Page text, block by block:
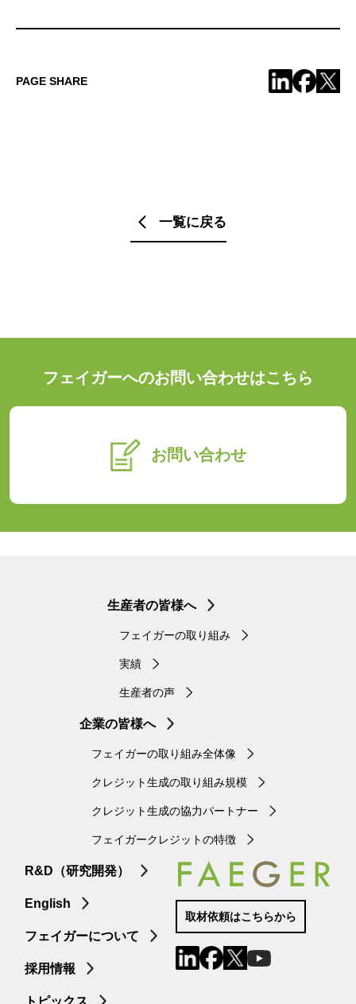
PAGE SHARE
一覧に戻る
フェイガーへのお問い合わせはこちら
お問い合わせ
生産者の皆様へ
フェイガーの取り組み
実績
生産者の声
企業の皆様へ
フェイガーの取り組み全体像
クレジット生成の取り組み規模
クレジット生成の協力パートナー
フェイガークレジットの特徴
R&D（研究開発）
English
フェイガーについて
採用情報
トピックス
取材依頼はこちらから